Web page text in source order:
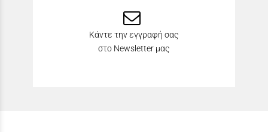
Κάντε την εγγραφή σας
στο Newsletter μας